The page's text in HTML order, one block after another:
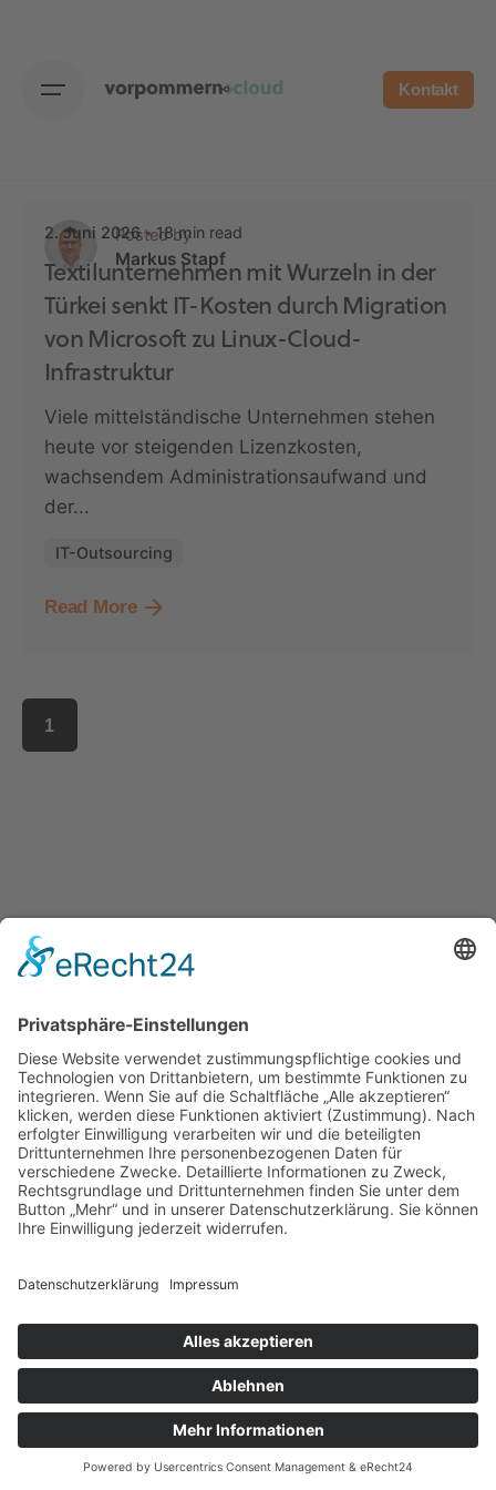
Kontakt
Posted by
Markus Stapf
2. Juni 2026 18 min read
Textilunternehmen mit Wurzeln in der
Türkei senkt IT-Kosten durch Migration
von Microsoft zu Linux-Cloud-
Infrastruktur
Viele mittelständische Unternehmen stehen
heute vor steigenden Lizenzkosten,
wachsendem Administrationsaufwand und
der...
IT-Outsourcing
Read More
1
vorpommerncloud ist eine Marke der:
msisdesign. GmbH & Co. KGAlte Dorfstraße 19 a
17392 BoldekowDeutschland
Jetzt mehr erfahren:
Wir bieten flexible, sichere und zukunftsfähige IT-